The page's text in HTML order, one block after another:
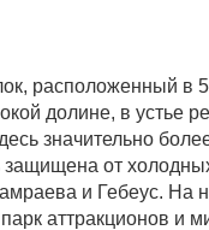
расположенный в
долине, в устье
значительно
защищена от
и Гебеус. На
аттракционов и